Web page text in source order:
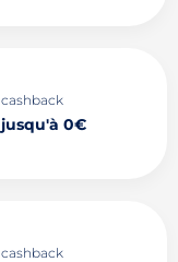
cashback
jusqu'à 0€
cashback